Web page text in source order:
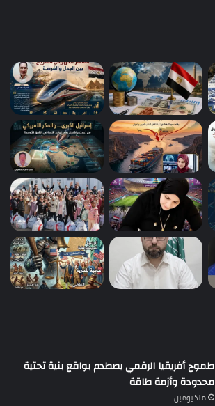
طموح أفريقيا الرقمي يصطدم بواقع بنية تحتية
محدودة وأزمة طاقة
منذ يومين